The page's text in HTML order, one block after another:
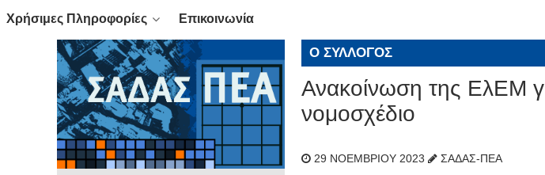
Χρήσιμες Πληροφορίες Επικοινωνία
Ο ΣΎΛΛΟΓΟΣ
Ανακοίνωση της ΕλΕΜ
νομοσχέδιο
29 ΝΟΕΜΒΡΊΟΥ 2023
ΣΑΔΑΣ-ΠΕΑ